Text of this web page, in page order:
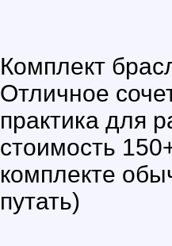
Комплект
Отличное
практика для
стоимость
комплекте
путать)